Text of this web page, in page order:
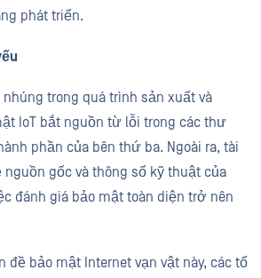
phát triển.
trong quá trình sản xuất và
IoT bắt nguồn từ lỗi trong các thư
phần của bên thứ ba. Ngoài ra, tài
nguồn gốc và thông số kỹ thuật của
đánh giá bảo mật toàn diện trở nên
đề bảo mật Internet vạn vật này, các tổ